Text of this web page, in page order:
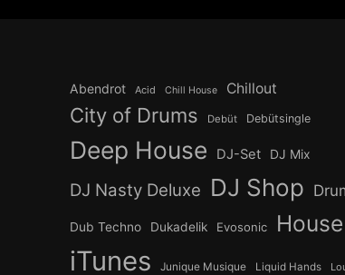
Abendrot Acid Chill House Chillout
City of Drums Debüt Debütsingle
Deep House DJ-Set DJ Mix
DJ Nasty Deluxe DJ Shop
Dub Techno Dukadelik Evosonic House
iTunes Junique Musique Liquid Hands